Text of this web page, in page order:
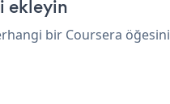
ekleyin
bir Coursera